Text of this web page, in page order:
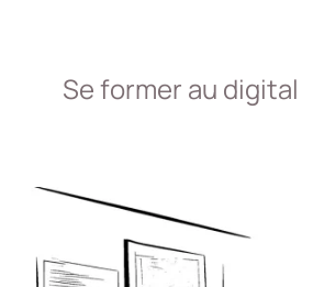
Se former au digital